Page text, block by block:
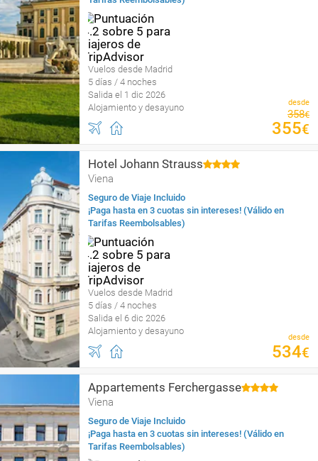
Vuelos desde Madrid
5 días / 4 noches
Salida el 1 dic 2026
Alojamiento y desayuno
desde
358€
355€
Hotel Johann Strauss
Viena
Seguro de Viaje Incluido
¡Paga hasta en 3 cuotas sin intereses! (Válido en
Tarifas Reembolsables)
Vuelos desde Madrid
5 días / 4 noches
Salida el 6 dic 2026
Alojamiento y desayuno
desde
534€
Appartements Ferchergasse
Viena
Seguro de Viaje Incluido
¡Paga hasta en 3 cuotas sin intereses! (Válido en
Tarifas Reembolsables)